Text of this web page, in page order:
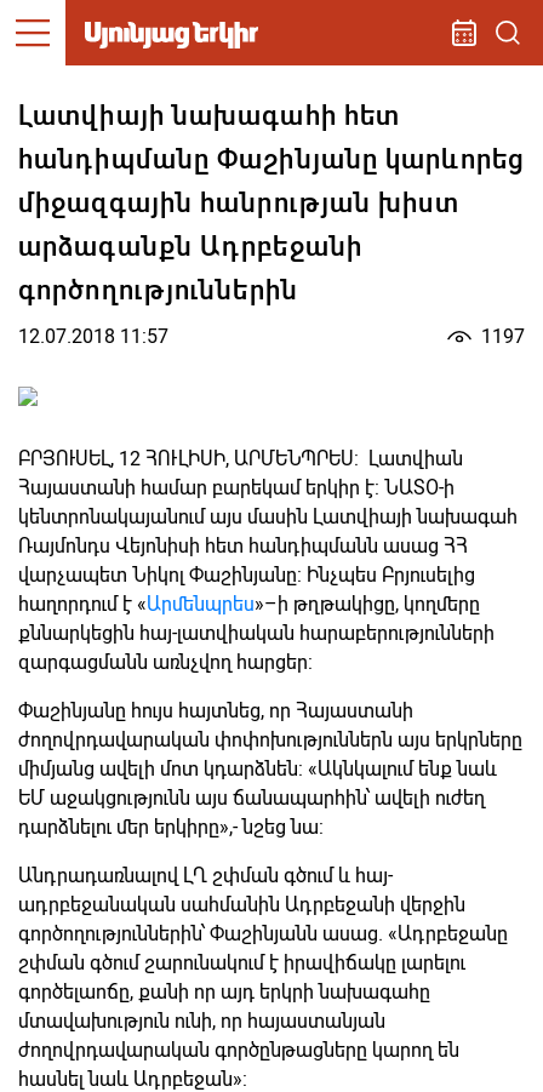
Լատվիայի նախագահի հետ
հանդիպմանը Փաշինյանը կարևորեց
միջազգային հանրության խիստ
արձագանքն Ադրբեջանի
գործողություններին
12.07.2018 11:57 1197
ԲՐՅՈՒՍԵԼ, 12 ՀՈՒԼԻՍԻ, ԱՐՄԵՆՊՐԵՍ: Լատվիան
Հայաստանի համար բարեկամ երկիր է: ՆԱՏՕ-ի
կենտրոնակայանում այս մասին Լատվիայի նախագահ
Ռայմոնդս Վեյոնիսի հետ հանդիպմանն ասաց ՀՀ
վարչապետ Նիկոլ Փաշինյանը: Ինչպես Բրյուսելից
հաղորդում է «Արմենպրես»–ի թղթակիցը, կողմերը
քննարկեցին հայ-լատվիական հարաբերությունների
զարգացմանն առնչվող հարցեր:
Փաշինյանը հույս հայտնեց, որ Հայաստանի
ժողովրդավարական փոփոխություններն այս երկրները
միմյանց ավելի մոտ կդարձնեն: «Ակնկալում ենք նաև
ԵՄ աջակցությունն այս ճանապարհին՝ ավելի ուժեղ
դարձնելու մեր երկիրը»,- նշեց նա:
Անդրադառնալով ԼՂ շփման գծում և հայ-
ադրբեջանական սահմանին Ադրբեջանի վերջին
գործողություններին՝ Փաշինյանն ասաց. «Ադրբեջանը
շփման գծում շարունակում է իրավիճակը լարելու
գործելաոճը, քանի որ այդ երկրի նախագահը
մտավախություն ունի, որ հայաստանյան
ժողովրդավարական գործընթացները կարող են
հասնել նաև Ադրբեջան»: